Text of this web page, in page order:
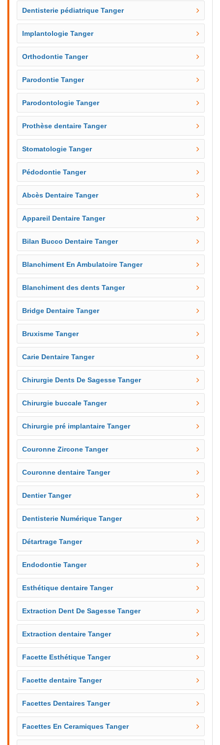
Dentisterie pédiatrique Tanger
Implantologie Tanger
Orthodontie Tanger
Parodontie Tanger
Parodontologie Tanger
Prothèse dentaire Tanger
Stomatologie Tanger
Pédodontie Tanger
Abcès Dentaire Tanger
Appareil Dentaire Tanger
Bilan Bucco Dentaire Tanger
Blanchiment En Ambulatoire Tanger
Blanchiment des dents Tanger
Bridge Dentaire Tanger
Bruxisme Tanger
Carie Dentaire Tanger
Chirurgie Dents De Sagesse Tanger
Chirurgie buccale Tanger
Chirurgie pré implantaire Tanger
Couronne Zircone Tanger
Couronne dentaire Tanger
Dentier Tanger
Dentisterie Numérique Tanger
Détartrage Tanger
Endodontie Tanger
Esthétique dentaire Tanger
Extraction Dent De Sagesse Tanger
Extraction dentaire Tanger
Facette Esthétique Tanger
Facette dentaire Tanger
Facettes Dentaires Tanger
Facettes En Ceramiques Tanger